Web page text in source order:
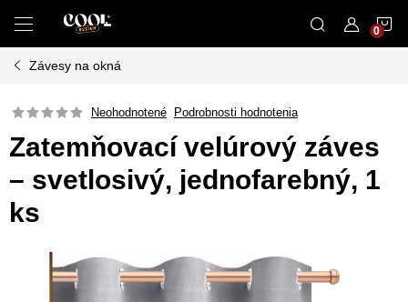
obsah
Závesy na okná
Neohodnotené Podrobnosti hodnotenia
Zatemňovací velúrový záves
– svetlosivý, jednofarebný, 1
ks